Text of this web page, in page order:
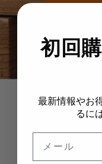
すべて
初回
最新情報やお
るに